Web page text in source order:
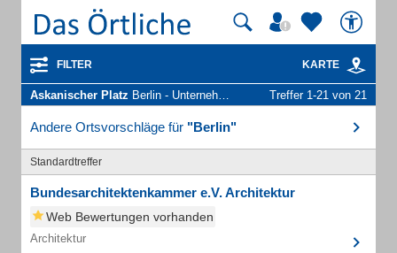
FILTER KARTE
Askanischer Platz Berlin - Unternehmen und Personen Treffer 1-21 von 21
Andere Ortsvorschläge für "Berlin"
Standardtreffer
Bundesarchitektenkammer e.V. Architektur
Web Bewertungen vorhanden
Architektur